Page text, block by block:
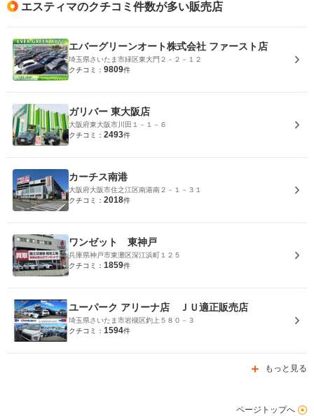
エスティマのクチコミ件数が多い販売店
エバーグリーンオート株式会社 ファースト店
埼玉県さいたま市緑区東大門２－２－１２
クチコミ： 9809件
ガリバー 東大阪店
大阪府東大阪市川田１－１－６
クチコミ： 2493件
カーチス南港
大阪府大阪市住之江区南港南２－１－３１
クチコミ： 2018件
ワンゼット 東神戸
兵庫県神戸市東灘区深江浜町１２５
クチコミ： 1859件
ユーパーク アリーナ店 ＪＵ適正販売店
埼玉県さいたま市岩槻区釣上５８０－３
クチコミ： 1594件
もっと見る
ページトップへ